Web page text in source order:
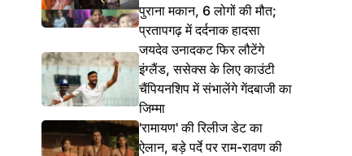
पुराना मकान, 6 लोगों की मौत;
प्रतापगढ़ में दर्दनाक हादसा
जयदेव उनादकट फिर लौटेंगे
इंग्लैंड, ससेक्स के लिए काउंटी
चैंपियनशिप में संभालेंगे गेंदबाजी का
जिम्मा
'रामायण' की रिलीज डेट का
ऐलान, बड़े पर्दे पर राम-रावण की